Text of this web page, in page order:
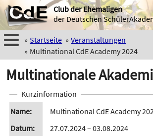
Club der Ehemaligen
der Deutschen
Startseite
Veranstaltungen
Multinational CdE Academy 2024
Multinationale
Kurzinformation
Name
Multinational CdE Academy
Datum
27.07.2024 – 03.08.2024